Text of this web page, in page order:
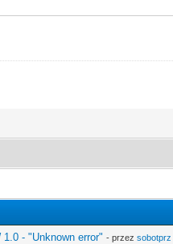
- "Unknown error" - przez sobotprz